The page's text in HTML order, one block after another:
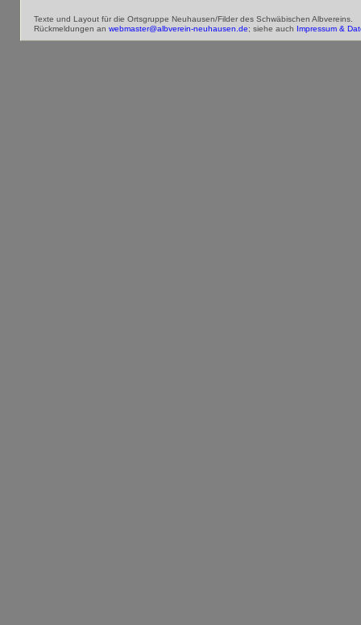
Texte und Layout für die Ortsgruppe Neuhausen/Filder des Schwäbischen Albvereins.
Rückmeldungen an webmaster@albverein-neuhausen.de; siehe auch Impressum &